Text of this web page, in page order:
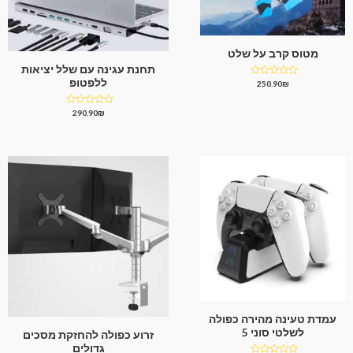
מטוס קרב על שלט
דורג250.90₪
תחנת עגינה עם שלל יציאות
ללפטופ
דורג290.90₪
עמדת טעינה מהירה כפולה
לשלטי סוני 5
זרוע כפולה להחזקת מסכים
גדולים